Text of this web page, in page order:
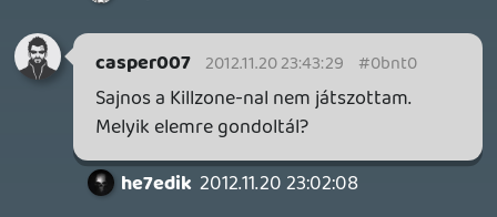
Kemuri 2012.11.20 19:29:34 #0bnsq
he7edik 2012.11.20 19:21:19
he7edik 2012.11.20 19:21:19 #0bnsp